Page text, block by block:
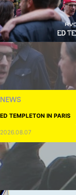
NEWS
ED TEMPLETON IN PARIS
2026.08.07